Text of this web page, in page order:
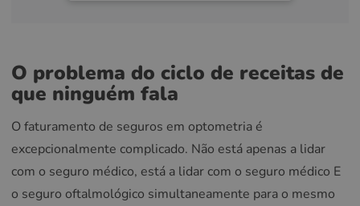
O problema do ciclo de receitas de
que ninguém fala
O faturamento de seguros em optometria é
excepcionalmente complicado. Não está apenas a lidar
com o seguro médico, está a lidar com o seguro médico E
o seguro oftalmológico simultaneamente para o mesmo